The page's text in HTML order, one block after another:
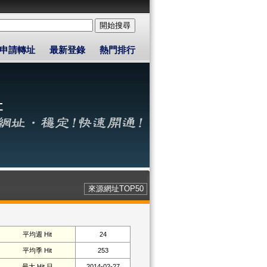
申請轉址 最新登錄 熱門排行
來源網址TOP50
平均週 Hit 24
平均季 Hit 253